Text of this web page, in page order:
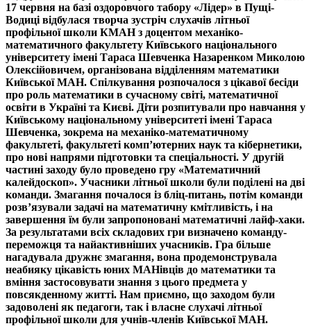
17 червня на базі оздоровчого табору «Лідер» в Пущі-
Водиці відбулася творча зустріч слухачів літньої
профільної школи КМАН з доцентом механіко-
математичного факультету Київського національного
університету імені Тараса Шевченка Назаренком Миколою
Олексійовичем, організована відділенням математики
Київської МАН. Спілкування розпочалося з цікавої бесіди
про роль математики в сучасному світі, математичної
освіти в Україні та Києві. Діти розпитували про навчання у
Київському національному університеті імені Тараса
Шевченка, зокрема на механіко-математичному
факультеті, факультеті комп’ютерних наук та кібернетики,
про нові напрями підготовки та спеціальності. У другій
частині заходу було проведено гру «Математичний
калейдоскоп». Учасники літньої школи були поділені на дві
команди. Змагання почалося із бліц-питань, потім команди
розв’язували задачі на математичну кмітливість, і на
завершення їм були запропоновані математичні лайф-хаки.
За результатами всіх складових гри визначено команду-
переможця та найактивніших учасників. Гра більше
нагадувала дружнє змагання, вона продемонструвала
неабияку цікавість юних МАНівців до математики та
вміння застосовувати знання з цього предмета у
повсякденному житті. Нам приємно, що заходом були
задоволені як педагоги, так і власне слухачі літньої
профільної школи для учнів-членів Київської МАН.